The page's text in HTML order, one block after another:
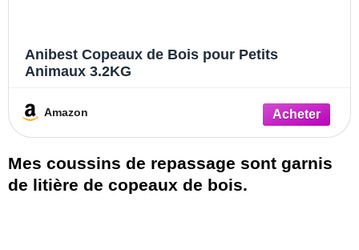
Anibest Copeaux de Bois pour Petits
Animaux 3.2KG
Amazon
Mes coussins de repassage sont garnis
de litière de copeaux de bois.